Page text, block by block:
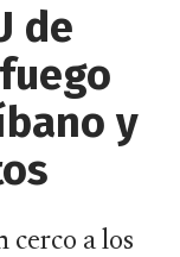
de
y
a los